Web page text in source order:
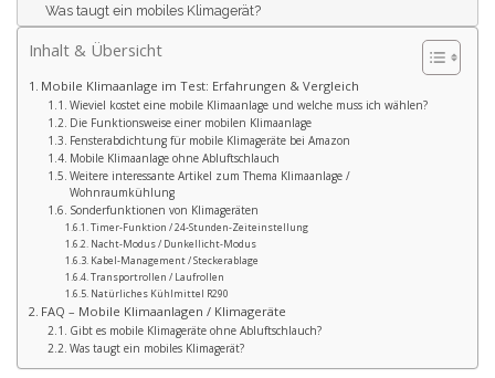
Was taugt ein mobiles Klimagerät?
Inhalt & Übersicht
Mobile Klimaanlage im Test: Erfahrungen & Vergleich
Wieviel kostet eine mobile Klimaanlage und welche muss ich wählen?
Die Funktionsweise einer mobilen Klimaanlage
Fensterabdichtung für mobile Klimageräte bei Amazon
Mobile Klimaanlage ohne Abluftschlauch
Weitere interessante Artikel zum Thema Klimaanlage /
Wohnraumkühlung
Sonderfunktionen von Klimageräten
Timer-Funktion / 24-Stunden-Zeiteinstellung
Nacht-Modus / Dunkellicht-Modus
Kabel-Management / Steckerablage
Transportrollen / Laufrollen
Natürliches Kühlmittel R290
FAQ – Mobile Klimaanlagen / Klimageräte
Gibt es mobile Klimageräte ohne Abluftschlauch?
Was taugt ein mobiles Klimagerät?